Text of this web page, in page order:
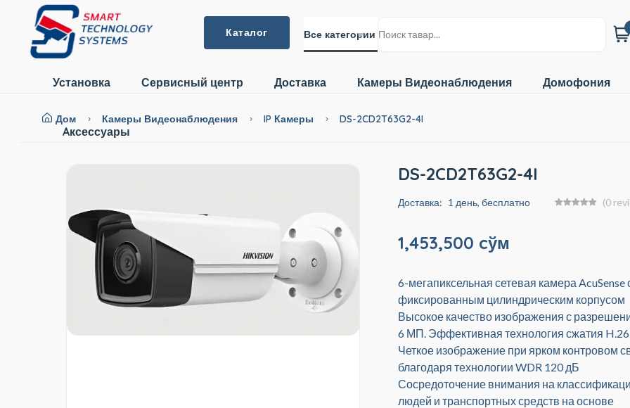
Каталог Все категории
Установка Сервисный центр Доставка Камеры Видеонаблюдения Домофония
Aксессуары
Дом Камеры Видеонаблюдения IP Камеры DS-2CD2T63G2-4I
DS-2CD2T63G2-4I
Доставка: 1 день, бесплатно (0
1,453,500 cўм
6-мегапиксельная сетевая камера AcuSense
фиксированным цилиндрическим корпусом
Высокое качество изображения с
6 МП. Эффективная технология сжатия
Четкое изображение при ярком контровом
благодаря технологии WDR 120 дБ
Сосредоточение внимания на
людей и транспортных средств на основе